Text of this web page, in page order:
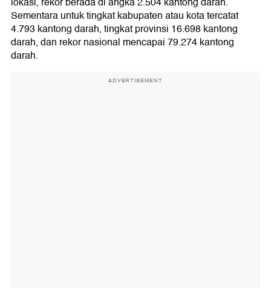
Sementara untuk tingkat kabupaten atau kota tercatat
4.793 kantong darah, tingkat provinsi 16.698 kantong
darah, dan rekor nasional mencapai 79.274 kantong
darah.
ADVERTISEMENT